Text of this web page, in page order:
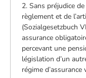
2. Sans préjudice
règlement et de
(Sozialgesetzbuch
assurance
percevant une
législation d’un
régime